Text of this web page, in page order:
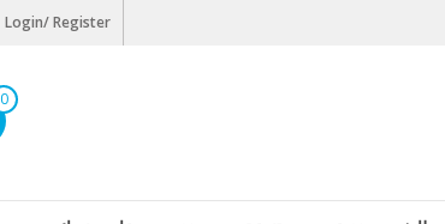
Login/ Register
0